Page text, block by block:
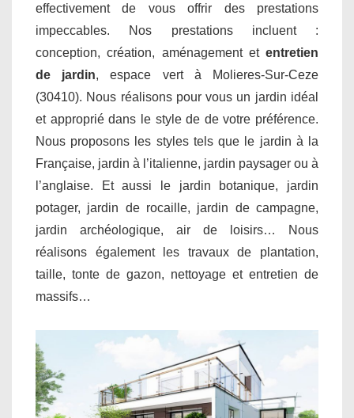
effectivement de vous offrir des prestations
impeccables. Nos prestations incluent :
conception, création, aménagement et entretien
de jardin, espace vert à Molieres-Sur-Ceze
(30410). Nous réalisons pour vous un jardin idéal
et approprié dans le style de de votre préférence.
Nous proposons les styles tels que le jardin à la
Française, jardin à l’italienne, jardin paysager ou à
l’anglaise. Et aussi le jardin botanique, jardin
potager, jardin de rocaille, jardin de campagne,
jardin archéologique, air de loisirs… Nous
réalisons également les travaux de plantation,
taille, tonte de gazon, nettoyage et entretien de
massifs…